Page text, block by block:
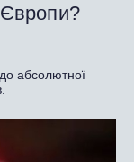
Європи?
абсолютної